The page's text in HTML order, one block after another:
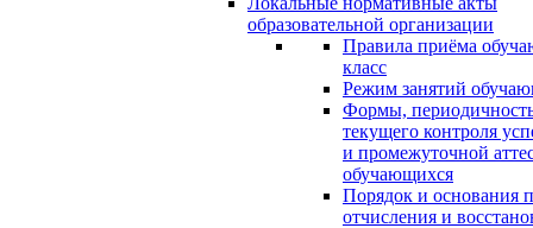
образовательной организации
Правила приёма
класс
Режим занятий
Формы,
текущего контроля
и промежуточной
обучающихся
Порядок и основания
отчисления и